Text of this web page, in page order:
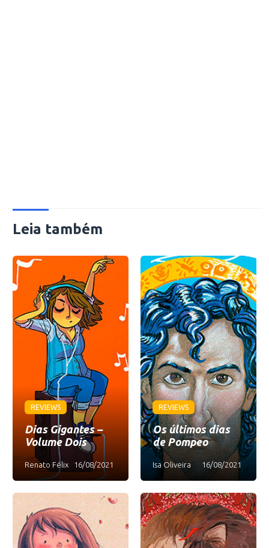
Leia também
REVIEWS
Dias Gigantes –
Volume Dois
Renato Félix 16/08/2021
REVIEWS
Os últimos dias
de Pompeo
Isa Oliveira 16/08/2021